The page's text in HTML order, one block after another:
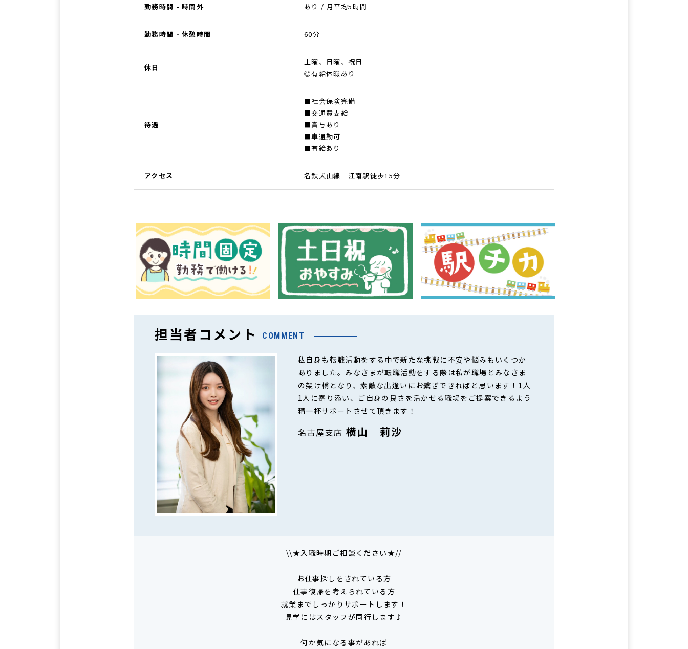
勤務時間 - 時間外 あり / 月平均5時間
勤務時間 - 休憩時間 60分
休日
土曜、日曜、祝日
◎有給休暇あり
待遇
■社会保険完備
■交通費支給
■賞与あり
■車通勤可
■有給あり
アクセス 名鉄犬山線 江南駅徒歩15分
担当者コメント COMMENT
私自身も転職活動をする中で新たな挑戦に不安や悩みもいくつか
ありました。みなさまが転職活動をする際は私が職場とみなさま
の架け橋となり、素敵な出逢いにお繋ぎできればと思います！1人
1人に寄り添い、ご自身の良さを活かせる職場をご提案できるよう
精一杯サポートさせて頂きます！
名古屋支店 横山 莉沙
\\★入職時期ご相談ください★//
お仕事探しをされている方
仕事復帰を考えられている方
就業までしっかりサポートします！
見学にはスタッフが同行します♪
何か気になる事があれば